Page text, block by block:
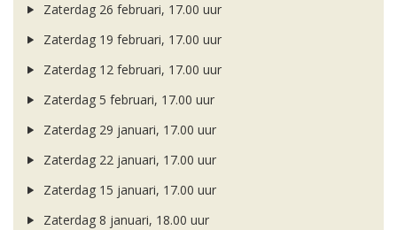
Zaterdag 26 februari, 17.00 uur
Zaterdag 19 februari, 17.00 uur
Zaterdag 12 februari, 17.00 uur
Zaterdag 5 februari, 17.00 uur
Zaterdag 29 januari, 17.00 uur
Zaterdag 22 januari, 17.00 uur
Zaterdag 15 januari, 17.00 uur
Zaterdag 8 januari, 18.00 uur